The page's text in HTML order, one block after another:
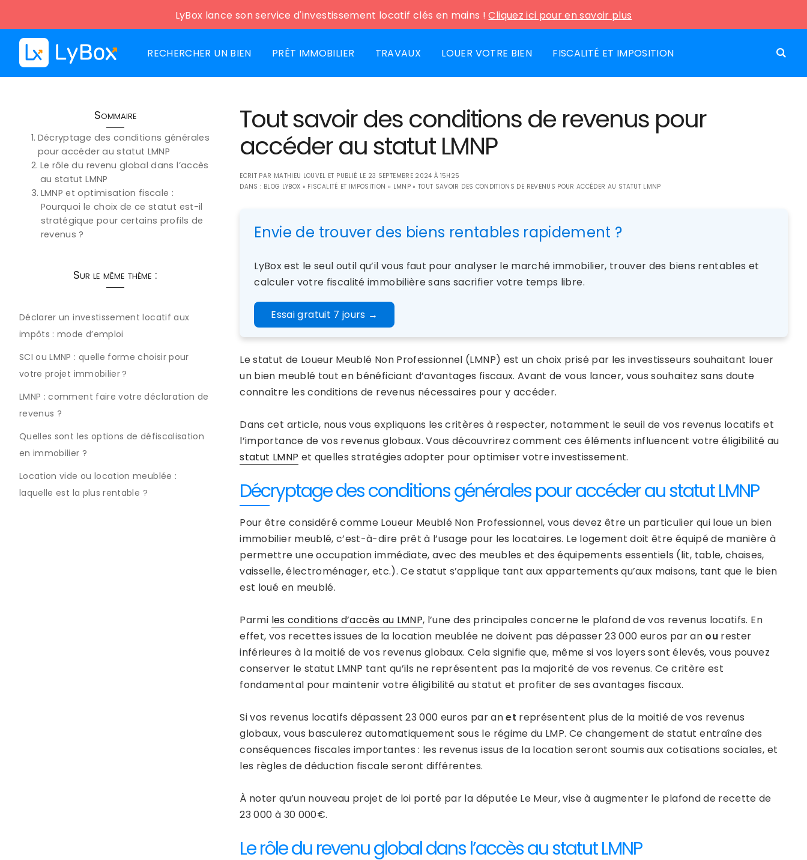
LyBox lance son service d'investissement locatif clés en mains !Cliquez ici pour en savoir plus
RECHERCHER UN BIEN PRÊT IMMOBILIER TRAVAUX LOUER VOTRE BIEN FISCALITÉ ET IMPOSITION
Tout savoir des conditions de revenus pour
accéder au statut LMNP
ECRIT PAR MATHIEU LOUVEL ET PUBLIÉ LE 23 SEPTEMBRE 2024 À 15H25
DANS : BLOG LYBOX » FISCALITÉ ET IMPOSITION » LMNP» TOUT SAVOIR DES CONDITIONS DE REVENUS POUR ACCÉDER AU STATUT LMNP
Envie de trouver des biens rentables rapidement ?
LyBox est le seul outil qu’il vous faut pour analyser le marché immobilier, trouver des biens rentables et
calculer votre fiscalité immobilière sans sacrifier votre temps libre.
Essai gratuit 7 jours →
Le statut de Loueur Meublé Non Professionnel (LMNP) est un choix prisé par les investisseurs souhaitant louer
un bien meublé tout en bénéficiant d’avantages fiscaux. Avant de vous lancer, vous souhaitez sans doute
connaître les conditions de revenus nécessaires pour y accéder.
Dans cet article, nous vous expliquons les critères à respecter, notamment le seuil de vos revenus locatifs et
l’importance de vos revenus globaux. Vous découvrirez comment ces éléments influencent votre éligibilité au
statut LMNP et quelles stratégies adopter pour optimiser votre investissement.
Décryptage des conditions générales pour accéder au statut LMNP
Pour être considéré comme Loueur Meublé Non Professionnel, vous devez être un particulier qui loue un bien
immobilier meublé, c’est-à-dire prêt à l’usage pour les locataires. Le logement doit être équipé de manière à
permettre une occupation immédiate, avec des meubles et des équipements essentiels (lit, table, chaises,
vaisselle, électroménager, etc.). Ce statut s’applique tant aux appartements qu’aux maisons, tant que le bien
est loué en meublé.
Parmi les conditions d’accès au LMNP, l’une des principales concerne le plafond de vos revenus locatifs. En
effet, vos recettes issues de la location meublée ne doivent pas dépasser 23 000 euros par an ou rester
inférieures à la moitié de vos revenus globaux. Cela signifie que, même si vos loyers sont élevés, vous pouvez
conserver le statut LMNP tant qu’ils ne représentent pas la majorité de vos revenus. Ce critère est
fondamental pour maintenir votre éligibilité au statut et profiter de ses avantages fiscaux.
Si vos revenus locatifs dépassent 23 000 euros par anet représentent plus de la moitié de vos revenus
globaux, vous basculerez automatiquement sous le régime du LMP. Ce changement de statut entraîne des
conséquences fiscales importantes : les revenus issus de la location seront soumis aux cotisations sociales, et
les règles de déduction fiscale seront différentes.
À noter qu’un nouveau projet de loi porté par la députée Le Meur, vise à augmenter le plafond de recette de
23 000 à 30 000€.
Le rôle du revenu global dans l’accès au statut LMNP
Sommaire
Décryptage des conditions générales
pour accéder au statut LMNP
Le rôle du revenu global dans l’accès
au statut LMNP
LMNP et optimisation fiscale :
Pourquoi le choix de ce statut est-il
stratégique pour certains profils de
revenus ?
Sur le même thème :
Déclarer un investissement locatif aux
impôts : mode d’emploi
SCI ou LMNP : quelle forme choisir pour
votre projet immobilier ?
LMNP : comment faire votre déclaration de
revenus ?
Quelles sont les options de défiscalisation
en immobilier ?
Location vide ou location meublée :
laquelle est la plus rentable ?